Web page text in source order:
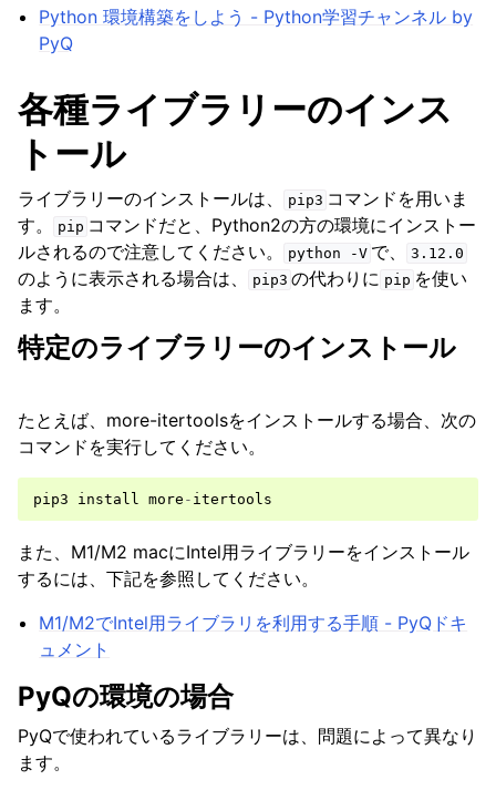
Python 環境構築をしよう - Python学習チャンネル by
PyQ
各種ライブラリーのインス
トール
ライブラリーのインストールは、 pip3 コマンドを用いま
す。
pip コマンドだと、Python2の方の環境にインストー
ルされるので注意してください。
python -V で、 3.12.0
のように表示される場合は、 pip3 の代わりに pip を使い
ます。
特定のライブラリーのインストール
たとえば、more-itertoolsをインストールする場合、次の
コマンドを実行してください。
pip3 install more - itertools
また、M1/M2 macにIntel用ライブラリーをインストール
するには、下記を参照してください。
M1/M2でIntel用ライブラリを利用する手順 - PyQドキ
ュメント
PyQの環境の場合
PyQで使われているライブラリーは、問題によって異なり
ます。